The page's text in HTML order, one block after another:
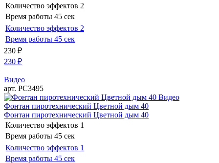
Количество эффектов 2
Время работы 45 сек
Количество эффектов 2
Время работы 45 сек
230 ₽
230 ₽
Видео
арт. РС3495
Видео
Фонтан пиротехнический Цветной дым 40
Фонтан пиротехнический Цветной дым 40
Количество эффектов 1
Время работы 45 сек
Количество эффектов 1
Время работы 45 сек